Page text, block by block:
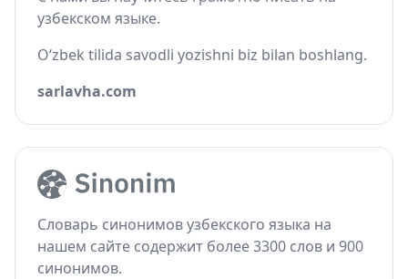
узбекском языке.
O‘zbek tilida savodli yozishni biz bilan boshlang.
sarlavha.com
Словарь синонимов узбекского языка на
нашем сайте содержит более 3300 слов и 900
синонимов.